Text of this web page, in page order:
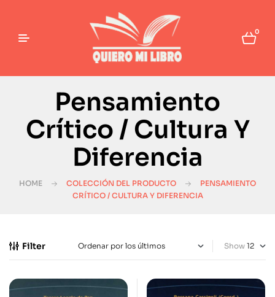
0
Pensamiento
Crítico / Cultura Y
Diferencia
HOME COLECCIÓN DEL PRODUCTO
PENSAMIENTO
CRÍTICO / CULTURA Y DIFERENCIA
Filter Show